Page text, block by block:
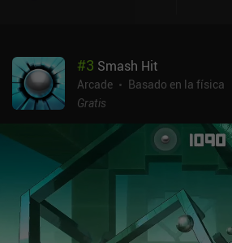
#3 Smash Hit
Arcade
Basado en la física
Gratis